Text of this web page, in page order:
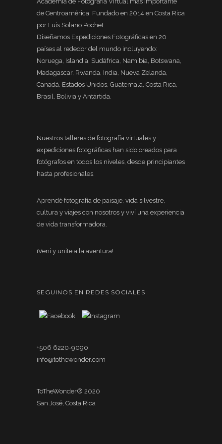
de Centroamérica. Fundado en 2014 en Costa Rica
por Luis Solano Pochet.
Diseñamos Expediciones Fotográficas en 20
países al rededor del mundo incluyendo:
Noruega, Islandia, Sudáfrica, Namibia, Botswana,
Madagascar, Rwanda, India, Nueva Zelanda,
Canadá, Estados Unidos, Guatemala, Costa Rica,
Brasil, Bolivia y Antártida.
Nuestros talleres de fotografía virtuales y
expediciones fotográficas han sido creados para
fotógrafos en todos los niveles, desde principiantes
hasta profesionales.
Aprendé fotografía de paisaje, vida silvestre,
cultura y viajes con nosotros y viví una experiencia
de vida transformadora.
¡Vení y unite a la aventura!
SEGUINOS EN REDES SOCIALES
+506 6220-9090
info@tothewonder.com
ToTheWonder® 2020
San José, Costa Rica